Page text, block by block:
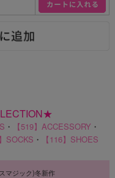
・ 【519】ACCESSORY ・
SOCKS ・ 【116】SHOES
マジック)冬新作